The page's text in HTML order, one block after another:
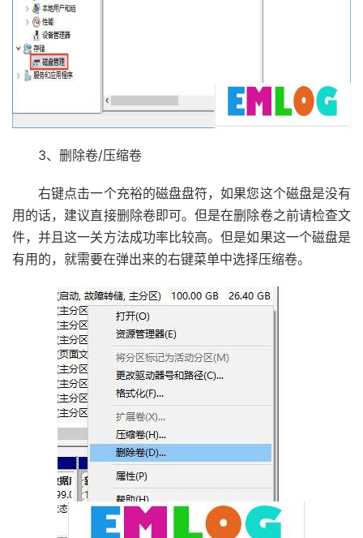
3、删除卷/压缩卷
右键点击一个充裕的磁盘盘符，如果您这个磁盘是没有
用的话，建议直接删除卷即可。但是在删除卷之前请检查文
件，并且这一关方法成功率比较高。但是如果这一个磁盘是
有用的，就需要在弹出来的右键菜单中选择压缩卷。